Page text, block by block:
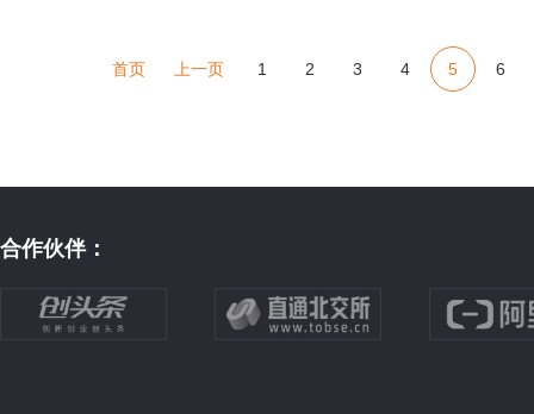
首页 上一页 1 2 3 4 5 6
合作伙伴：